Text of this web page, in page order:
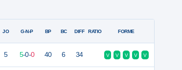
JO G-N-P BP BC DIFF RATIO FORME
5 5-0-0 40 6 34 V V V V V